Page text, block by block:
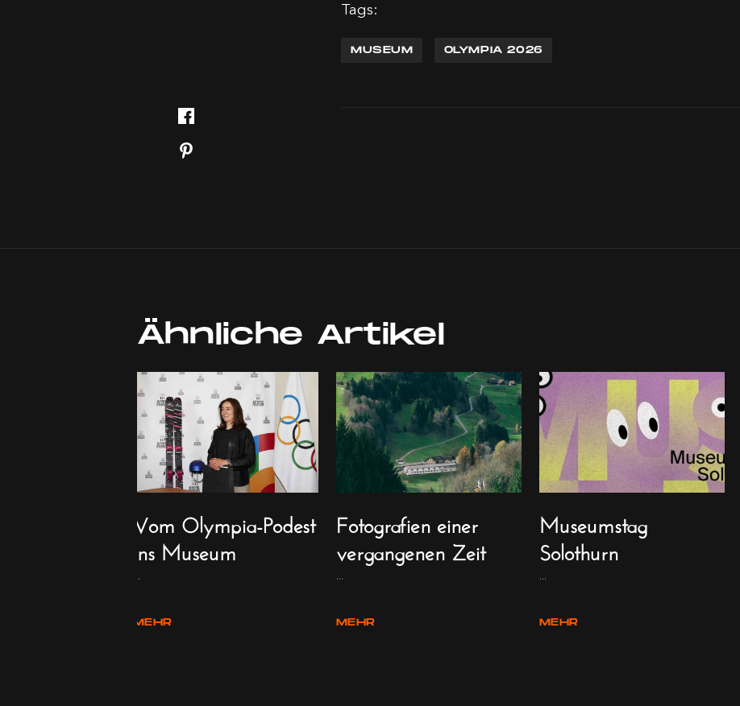
Tags:
MUSEUM OLYMPIA 2026
Ähnliche Artikel
Vom Olympia-Podest
ins Museum
...
MEHR
Fotografien einer
vergangenen Zeit
...
MEHR
Museumstag
Solothurn
...
MEHR